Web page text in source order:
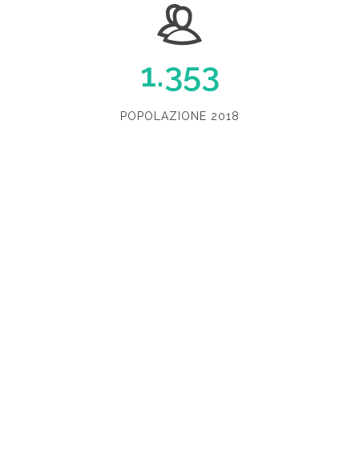
1.353
POPOLAZIONE 2018